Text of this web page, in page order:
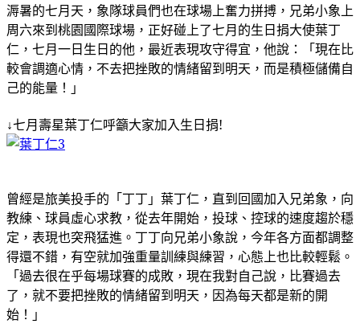
溽暑的七月天 ， 象隊球員們也在球場上奮力拼搏 ， 兄弟小象上
周六來到桃園國際球場 ， 正好碰上了七月的生日捐大使葉丁
仁 ， 七月一日生日的他 ， 最近表現攻守得宜 ， 他說 ：「現在比
較會調適心情 ， 不去把挫敗的情緒留到明天 ， 而是積極儲備自
己的能量 ！」
↓七月壽星葉丁仁呼籲大家加入生日捐!
曾經是旅美投手的 「丁丁 」 葉丁仁 ，直到回國加入兄弟象，向
教練、球員虛心求教，從去年開始，投球、控球的速度趨於穩
定，表現也突飛猛進。丁丁向兄弟小象說，今年各方面都調整
得還不錯，有空就加強重量訓練與練習，心態上也比較輕鬆。
「過去很在乎每場球賽的成敗，現在我對自己說，比賽過去
了，就不要把挫敗的情緒留到明天，因為每天都是新的開
始！」